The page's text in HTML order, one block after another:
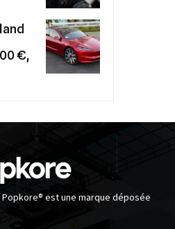
€,
est une marque déposée